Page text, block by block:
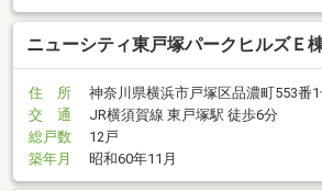
ニューシティ東戸塚パークヒルズＥ
住 所
神奈川県横浜市戸塚区品濃町553番
交 通
JR横須賀線 東戸塚駅 徒歩6分
総戸数
12戸
築年月
昭和60年11月